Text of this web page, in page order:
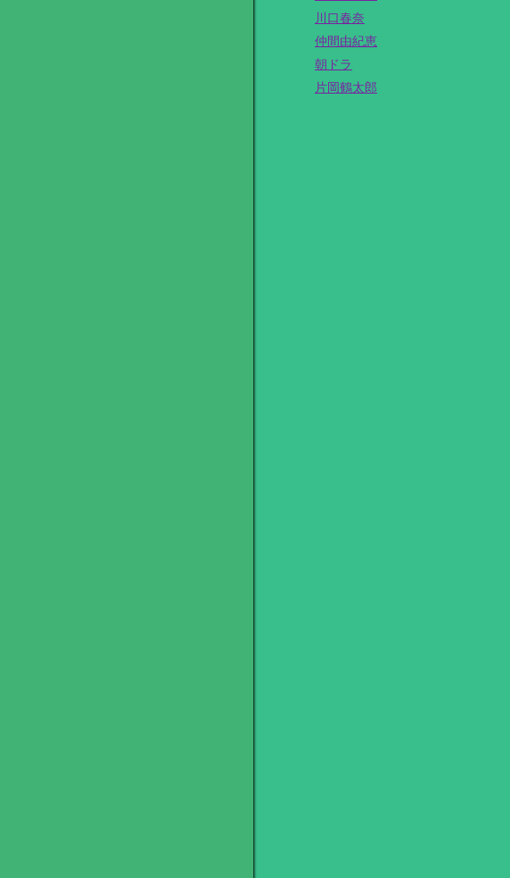
川口春奈
仲間由紀恵
朝ドラ
片岡鶴太郎